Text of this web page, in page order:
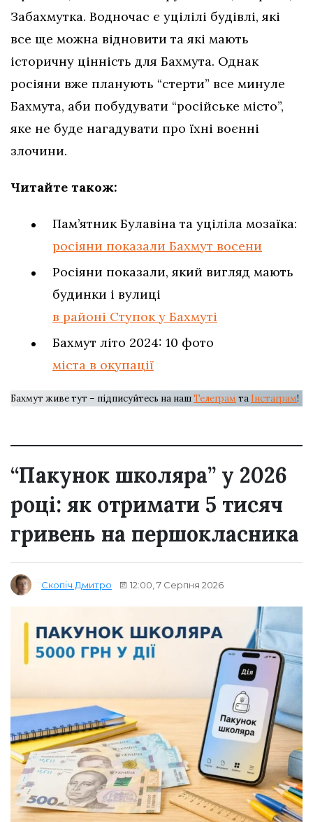
Забахмутка. Водночас є уцілілі будівлі, які
все ще можна відновити та які мають
історичну цінність для Бахмута. Однак
росіяни вже планують “стерти” все минуле
Бахмута, аби побудувати “російське місто”,
яке не буде нагадувати про їхні воєнні
злочини.
Читайте також:
Пам’ятник Булавіна та уціліла мозаїка:
росіяни показали Бахмут восени
Росіяни показали, який вигляд мають
будинки і вулиці
в районі Ступок у Бахмуті
Бахмут літо 2024: 10 фото
міста в окупації
Бахмут живе тут – підписуйтесь на нашТелеграм та Інстаграм!
“Пакунок школяра” у 2026
році: як отримати 5 тисяч
гривень на першокласника
Скопіч Дмитро 12:00, 7 Серпня 2026